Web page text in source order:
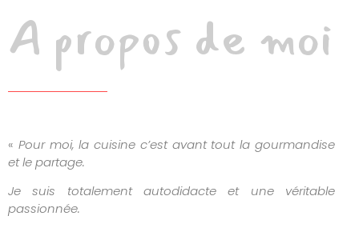
A propos de moi
« Pour moi, la cuisine c’est avant tout la gourmandise
et le partage.
Je suis totalement autodidacte et une véritable
passionnée.